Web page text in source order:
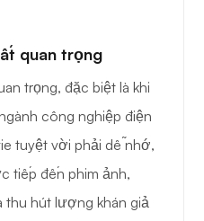
quan trọng
trọng, đặc biệt là khi
công nghiệp điện
tuyệt vời phải dễ nhớ,
tiếp đến phim ảnh,
thu hút lượng khán giả